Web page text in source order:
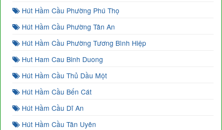
Hút Hầm Cầu Phường Phú Thọ
Hút Hầm Cầu Phường Tân An
Hút Hầm Cầu Phường Tương Bình Hiệp
Hut Ham Cau Binh Duong
Hút Hầm Cầu Thủ Dầu Một
Hút Hầm Cầu Bến Cát
Hút Hầm Cầu Dĩ An
Hút Hầm Cầu Tân Uyên